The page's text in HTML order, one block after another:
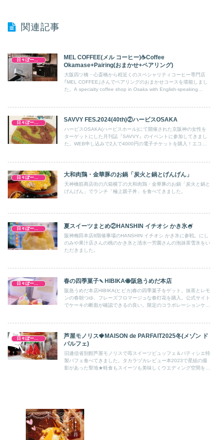
関連記事
MEL COFFEE(メル コーヒー)☕Coffee
Okamase+Pairing(おまかせ+ペアリング)
大阪四ツ橋・心斎橋から程近くのスペシャリティコーヒー専門店
｢MEL COFFEE｣さんでペアリングのおまかせコースを堪能しまし
た。A specialty coffee shop in Osaka with English-speaking
SAVVY FES.2024(40th)②ハービスOSAKA
ハービスOSAKA(ハービスホール)にて開催された京阪神の女性を
ターゲットにした月刊誌『SAVVY』のイベントに参加してきまし
た。WEB申し込みで2人で4000円の電子チケットを購入！エコバ
た。TIMO BAGELSさん、PONY PONY HUNGRYさん、絹菓子
大和肉鶏・金華豚のお鍋「炭火と鍋とげんげん」
天神橋筋商店街の六箱横丁の大和肉鶏・金華豚のお鍋「炭火と鍋と
げんげん」でランチ「極上親子丼」を食べてきました。
日々ぼーのぼーの 夏スイーツまとめ②HANSHIN イチオシ かき氷🍧
阪神梅田本店8階催事場のHANSHIN イチオシ かき氷に参戦。にし
のみや果汁店さんの桃のかき氷と清水一芳園さんの泡抹茶雪氷をい
ただきました。
日々ぼーのぼーの 春の四季菓子🍡HIBIKA🐝阪急うめだ本店
阪急うめだ本店HIBIKA(ヒビカ)春の四季菓子をゲット。抹茶とレモ
ンの春朝つゆ、フレーズフロマージュな春灯花を購入。公式サイト
でケーキの断面が確認できるの良い。限定のコラボレーションケー
日々ぼーのぼーの
芦屋モノリス🍓MAISON de PARFAIT2025冬(メゾン ド
パルフェ)
旧逓信省別館芦屋モノリスで苺スイーツビュッフェ＆パティシエ特
製パフェ食べてきました。タカラヅカレビュー本2023で星組の撮
影があった聖地︎★軽食もスイーツも美味しくウエディング空間を満